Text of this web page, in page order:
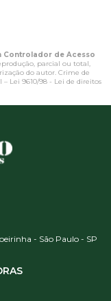
Controlador de Acesso
parcial ou total,
do autor. Crime de
– Lei 9610/98 - Lei de direitos
- São Paulo - SP